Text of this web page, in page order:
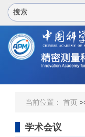
当前位置： 首页
学术会议